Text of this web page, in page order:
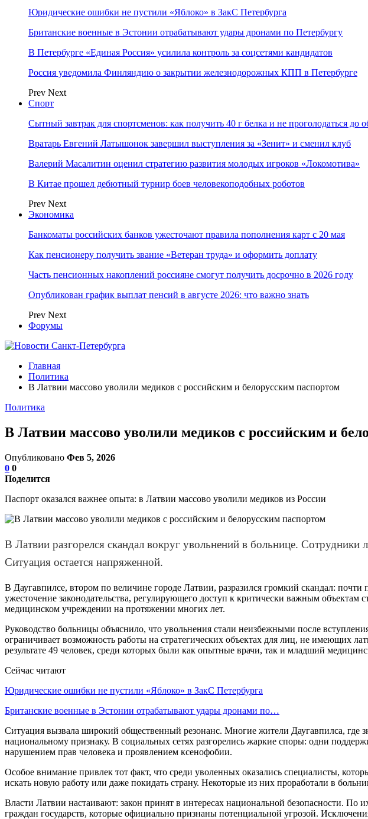
Юридические ошибки не пустили «Яблоко» в ЗакС Петербурга
Британские военные в Эстонии отрабатывают удары дронами по Петербургу
В Петербурге «Единая Россия» усилила контроль за соцсетями кандидатов
Россия уведомила Финляндию о закрытии железнодорожных КПП в Петербурге
Prev Next
Спорт
Сытный завтрак для спортсменов: как получить 40 г белка и не проголодаться до
Вратарь Евгений Латышонок завершил выступления за «Зенит» и сменил клуб
Валерий Масалитин оценил стратегию развития молодых игроков «Локомотива»
В Китае прошел дебютный турнир боев человекоподобных роботов
Prev Next
Экономика
Банкоматы российских банков ужесточают правила пополнения карт с 20 мая
Как пенсионеру получить звание «Ветеран труда» и оформить доплату
Часть пенсионных накоплений россияне смогут получить досрочно в 2026 году
Опубликован график выплат пенсий в августе 2026: что важно знать
Prev Next
Форумы
Главная
Политика
В Латвии массово уволили медиков с российским и белорусским паспортом
Политика
В Латвии массово уволили медиков с российским и
Опубликовано Фев 5, 2026
0 0
Поделится
Паспорт оказался важнее опыта: в Латвии массово уволили медиков из России
В Латвии разгорелся скандал вокруг увольнений в больнице.
Ситуация остается напряженной.
В Даугавпилсе, втором по величине городе Латвии, разразился громкий скандал:
ужесточение законодательства, регулирующего доступ к критически важным
медицинском учреждении на протяжении многих лет.
Руководство больницы объяснило, что увольнения стали неизбежными после
ограничивает возможность работы на стратегических объектах для лиц, не имеющих
результате 49 человек, среди которых были как опытные врачи, так и младший
Сейчас читают
Юридические ошибки не пустили «Яблоко» в ЗакС Петербурга
Британские военные в Эстонии отрабатывают удары дронами по…
Ситуация вызвала широкий общественный резонанс. Многие жители Даугавпилса, где
национальному признаку. В социальных сетях разгорелись жаркие споры: одни
нарушением прав человека и проявлением ксенофобии.
Особое внимание привлек тот факт, что среди уволенных оказались специалисты,
искать новую работу или даже покидать страну. Некоторые из них проработали в
Власти Латвии настаивают: закон принят в интересах национальной безопасности.
граждан государств, которые официально признаны потенциальной угрозой.